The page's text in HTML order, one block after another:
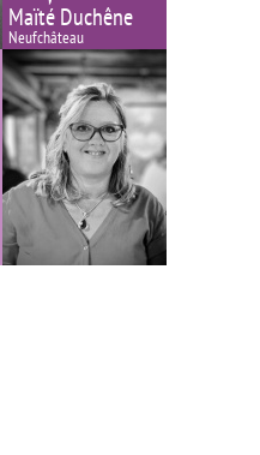
Maïté Duchêne
Neufchâteau